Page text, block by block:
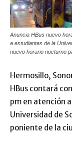
Anuncia HBus nuevo
a estudiantes de la
nuevo horario nocturno
Hermosillo,
HBus contará
pm en atención
Universidad de
poniente de la